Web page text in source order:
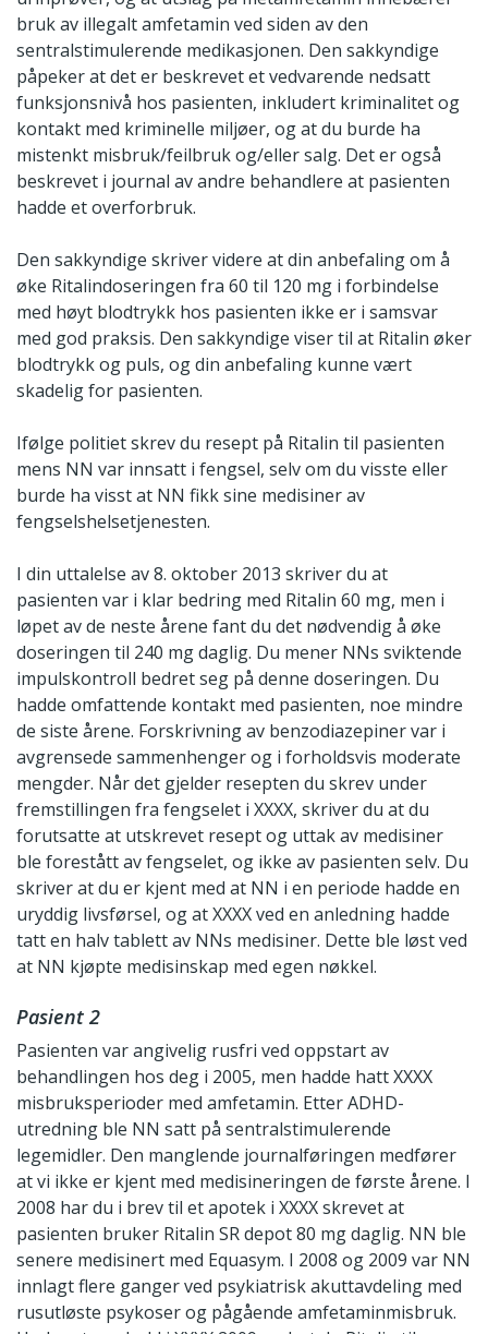
bruk av illegalt amfetamin ved siden av den
sentralstimulerende medikasjonen. Den sakkyndige
påpeker at det er beskrevet et vedvarende nedsatt
funksjonsnivå hos pasienten, inkludert kriminalitet og
kontakt med kriminelle miljøer, og at du burde ha
mistenkt misbruk/feilbruk og/eller salg. Det er også
beskrevet i journal av andre behandlere at pasienten
hadde et overforbruk.
Den sakkyndige skriver videre at din anbefaling om å
øke Ritalindoseringen fra 60 til 120 mg i forbindelse
med høyt blodtrykk hos pasienten ikke er i samsvar
med god praksis. Den sakkyndige viser til at Ritalin øker
blodtrykk og puls, og din anbefaling kunne vært
skadelig for pasienten.
Ifølge politiet skrev du resept på Ritalin til pasienten
mens NN var innsatt i fengsel, selv om du visste eller
burde ha visst at NN fikk sine medisiner av
fengselshelsetjenesten.
I din uttalelse av 8. oktober 2013 skriver du at
pasienten var i klar bedring med Ritalin 60 mg, men i
løpet av de neste årene fant du det nødvendig å øke
doseringen til 240 mg daglig. Du mener NNs sviktende
impulskontroll bedret seg på denne doseringen. Du
hadde omfattende kontakt med pasienten, noe mindre
de siste årene. Forskrivning av benzodiazepiner var i
avgrensede sammenhenger og i forholdsvis moderate
mengder. Når det gjelder resepten du skrev under
fremstillingen fra fengselet i XXXX, skriver du at du
forutsatte at utskrevet resept og uttak av medisiner
ble forestått av fengselet, og ikke av pasienten selv. Du
skriver at du er kjent med at NN i en periode hadde en
uryddig livsførsel, og at XXXX ved en anledning hadde
tatt en halv tablett av NNs medisiner. Dette ble løst ved
at NN kjøpte medisinskap med egen nøkkel.
Pasient 2
Pasienten var angivelig rusfri ved oppstart av
behandlingen hos deg i 2005, men hadde hatt XXXX
misbruksperioder med amfetamin. Etter ADHD-
utredning ble NN satt på sentralstimulerende
legemidler. Den manglende journalføringen medfører
at vi ikke er kjent med medisineringen de første årene. I
2008 har du i brev til et apotek i XXXX skrevet at
pasienten bruker Ritalin SR depot 80 mg daglig. NN ble
senere medisinert med Equasym. I 2008 og 2009 var NN
innlagt flere ganger ved psykiatrisk akuttavdeling med
rusutløste psykoser og pågående amfetaminmisbruk.